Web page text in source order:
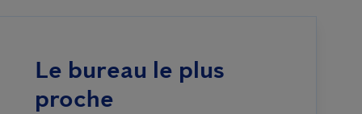
Le bureau le plus
proche